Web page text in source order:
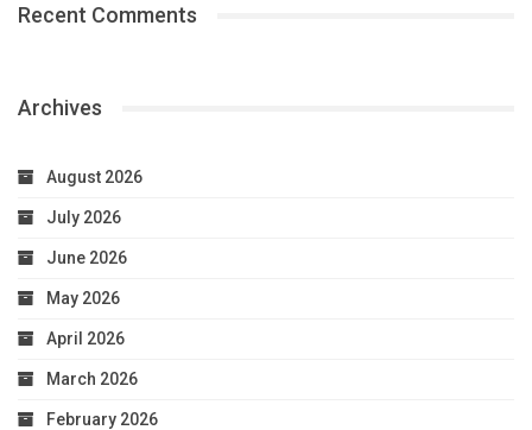
Recent Comments
Archives
August 2026
July 2026
June 2026
May 2026
April 2026
March 2026
February 2026